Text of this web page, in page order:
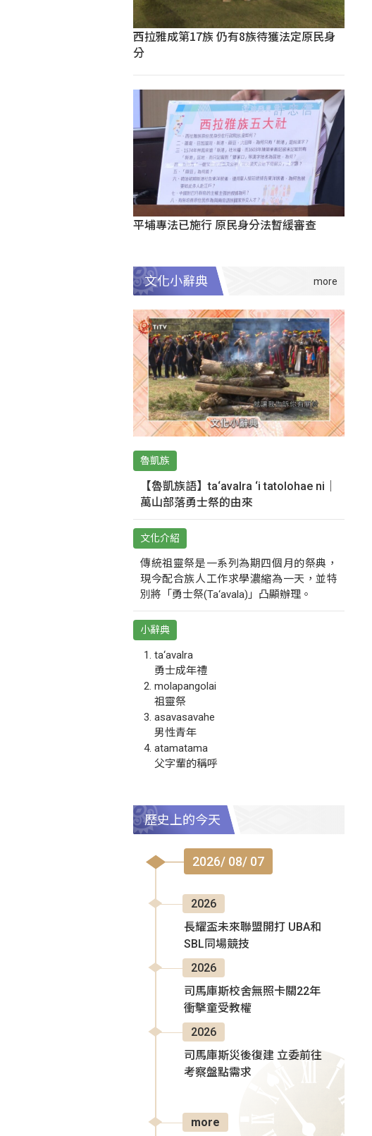
西拉雅成第17族 仍有8族待獲法定原民身
分
平埔專法已施行 原民身分法暫緩審查
文化小辭典
魯凱族
【魯凱族語】ta‘avalra ‘i tatolohae ni｜
萬山部落勇士祭的由來
文化介紹
傳統祖靈祭是一系列為期四個月的祭典，
現今配合族人工作求學濃縮為一天，並特
別將「勇士祭(Ta‘avala)」凸顯辦理。
小辭典
ta‘avalra
勇士成年禮
molapangolai
祖靈祭
asavasavahe
男性青年
atamatama
父字輩的稱呼
歷史上的今天
2026/ 08/ 07
2026
長耀盃未來聯盟開打 UBA和
SBL同場競技
2026
司馬庫斯校舍無照卡關22年
衝擊童受教權
2026
司馬庫斯災後復建 立委前往
考察盤點需求
more